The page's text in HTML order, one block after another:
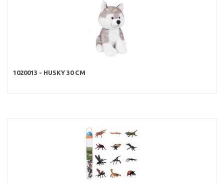
1020013 - HUSKY 30 CM